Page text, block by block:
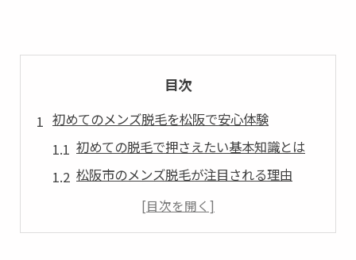
目次
初めてのメンズ脱毛を松阪で安心体験
初めての脱毛で押さえたい基本知識とは
松阪市のメンズ脱毛が注目される理由
脱毛サロンと医療脱毛の安心感の違い
脱毛初心者が感じる不安とその解消方法